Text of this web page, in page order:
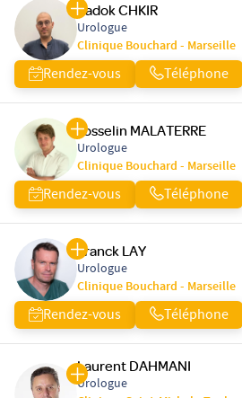
Sadok CHKIR
Urologue
Clinique Bouchard - Marseille
Rendez-vous Téléphone
Josselin MALATERRE
Urologue
Clinique Bouchard - Marseille
Rendez-vous Téléphone
Franck LAY
Urologue
Clinique Bouchard - Marseille
Rendez-vous Téléphone
Laurent DAHMANI
Urologue